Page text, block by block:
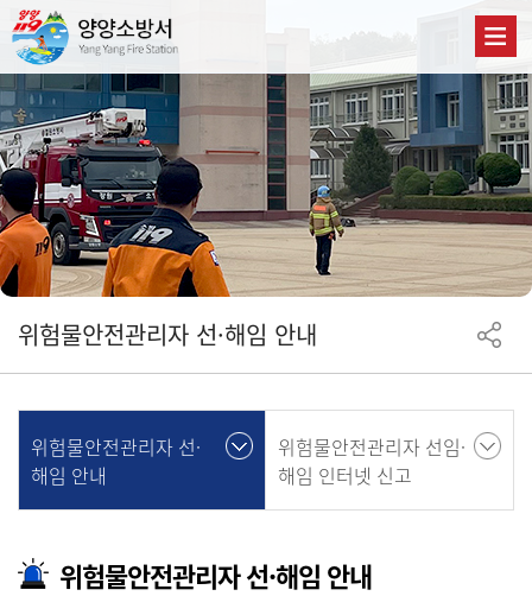
위험물안전관리자 선·해임 안내
위험물안전관리자 선·
해임 안내
위험물안전관리자 선임·
해임 인터넷 신고
위험물안전관리자 선·해임 안내